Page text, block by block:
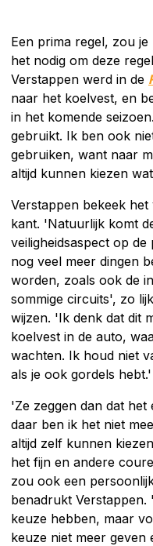
Een prima regel, zou
het nodig om deze
Verstappen werd in de
naar het koelvest, en
in het komende
gebruikt. Ik ben ook
gebruiken, want naar
altijd kunnen kiezen
Verstappen bekeek
kant. 'Natuurlijk komt
veiligheidsaspect op
nog veel meer dingen
worden, zoals ook de
sommige circuits', zo
wijzen. 'Ik denk dat dit
koelvest in de auto,
wachten. Ik houd niet
als je ook gordels hebt.'
'Ze zeggen dan dat
daar ben ik het niet
altijd zelf kunnen
het fijn en andere
zou ook een
benadrukt
keuze hebben, maar
keuze niet meer geven